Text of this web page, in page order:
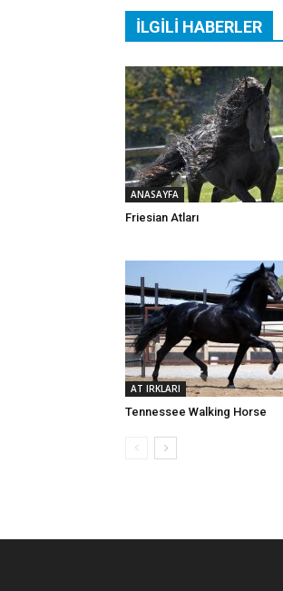
İLGILI HABERLER
ANASAYFA
Friesian Atları
AT IRKLARI
Tennessee Walking Horse